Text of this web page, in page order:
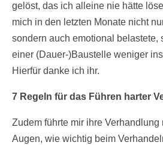
gelöst, das ich alleine nie hätte
mich in den letzten Monate nicht
sondern auch emotional belastete,
einer (Dauer-)Baustelle weniger
Hierfür danke ich ihr.
7 Regeln für das Führen harter
Zudem führte mir ihre
Augen, wie wichtig beim